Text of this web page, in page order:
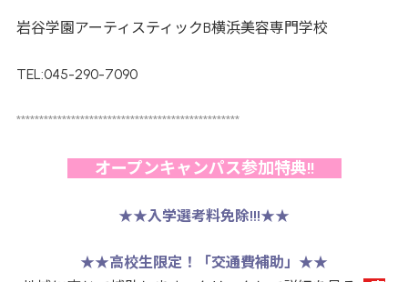
岩谷学園アーティスティックB横浜美容専門学校
TEL:045-290-7090
*************************************************
オープンキャンパス参加特典!!
★★入学選考料免除!!!★★
★★高校生限定！「交通費補助」 ★★